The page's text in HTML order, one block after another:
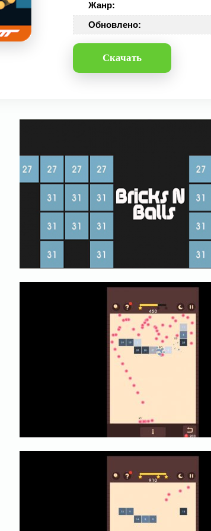
Жанр:
Обновлено:
Скачать